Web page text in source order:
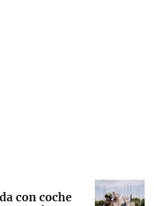
con coche